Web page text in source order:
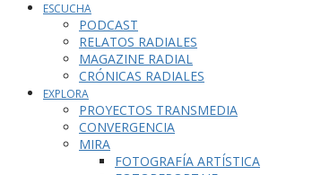
ESCUCHA
PODCAST
RELATOS RADIALES
MAGAZINE RADIAL
CRÓNICAS RADIALES
EXPLORA
PROYECTOS TRANSMEDIA
CONVERGENCIA
MIRA
FOTOGRAFÍA ARTÍSTICA